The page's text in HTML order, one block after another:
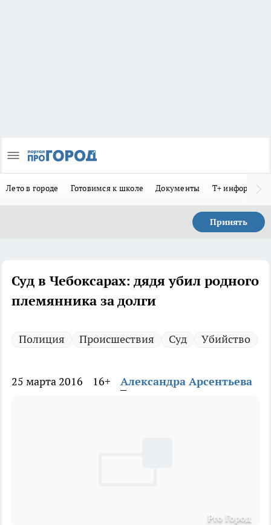
Лето в городе Готовимся к школе Документы Т+
Принять
Суд в Чебоксарах: дядя убил родного
племянника за долги
Полиция Происшествия Суд Убийство
25 марта 2016 16+ Александра Арсентьева
Pro Город